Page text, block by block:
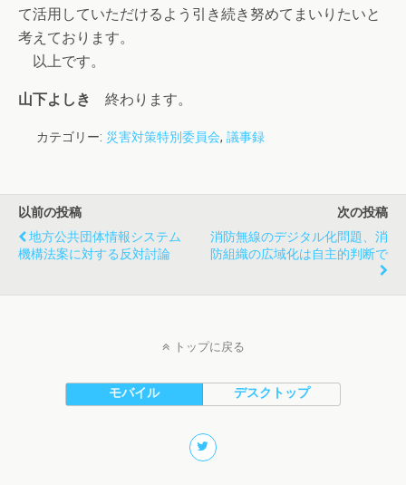
て活用していただけるよう引き続き努めてまいりたいと
考えております。
以上です。
山下よしき 終わります。
カテゴリー: 災害対策特別委員会, 議事録
以前の投稿
地方公共団体情報システム
機構法案に対する反対討論
次の投稿
消防無線のデジタル化問題、消
防組織の広域化は自主的判断で
トップに戻る
モバイル デスクトップ